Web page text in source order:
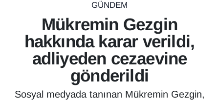
GÜNDEM
Mükremin Gezgin
hakkında karar verildi,
adliyeden cezaevine
gönderildi
Sosyal medyada tanınan Mükremin Gezgin,
Son Dakika Haberleri
Haber Arşivi